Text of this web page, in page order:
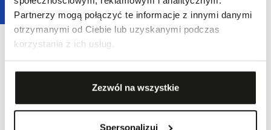
Partnerzy mogą połączyć te informacje z innymi danymi
otrzymanymi od Ciebie lub uzyskanymi podczas
korzystania z ich usług.
Zezwól na wszystkie
Spersonalizuj
Pierścionek złoty z kolekcji Lollipop
Co na komunię dla chłopca? Pomysły na prezenty
komunijne
O ile w przypadku dziewczynek biżuteria jest stosunkowo
oczywistym i prostym wyborem, tak jeśli chodzi o chłopców,
znacznie częściej pojawia się dylemat, co kupić na komunię?
Zegarki